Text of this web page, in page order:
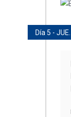
Día 5 - JUE.